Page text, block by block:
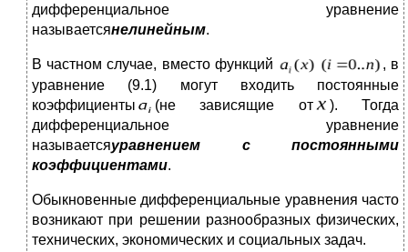
дифференциальное уравнение
называетсянелинейным.
В частном случае, вместо функций
, в
уравнение (9.1) могут входить постоянные
коэффициенты
(не зависящие от
). Тогда
дифференциальное уравнение
называетсяуравнением с постоянными
коэффициентами.
Обыкновенные дифференциальные уравнения часто
возникают при решении разнообразных физических,
технических, экономических и социальных задач.